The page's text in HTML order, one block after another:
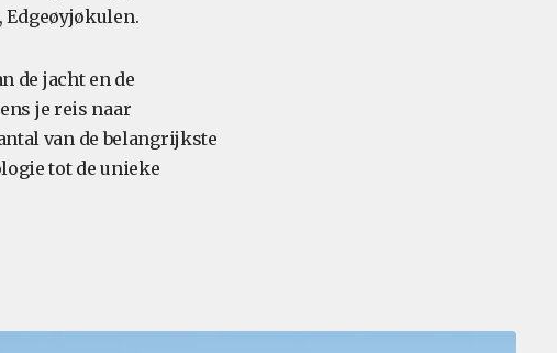
Edgeøyjøkulen.
de jacht en de
je reis naar
van de belangrijkste
tot de unieke